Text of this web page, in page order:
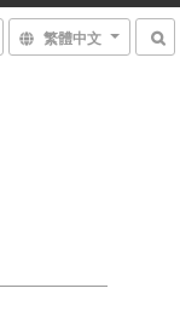
繁體中文